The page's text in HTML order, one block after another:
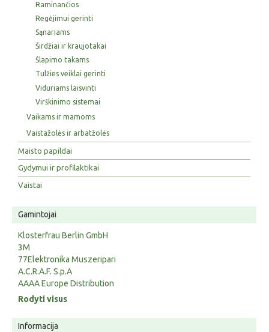
Raminančios
Regėjimui gerinti
Sąnariams
Širdžiai ir kraujotakai
Šlapimo takams
Tulžies veiklai gerinti
Viduriams laisvinti
Virškinimo sistemai
Vaikams ir mamoms
Vaistažolės ir arbatžolės
Maisto papildai
Gydymui ir profilaktikai
Vaistai
Gamintojai
Klosterfrau Berlin GmbH
3M
77Elektronika Muszeripari
A.C.R.A.F. S.p.A
AAAA Europe Distribution
Rodyti visus
Informacija